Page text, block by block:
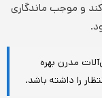
و موجب ماندگاری
مدرن بهره
را داشته باشد.